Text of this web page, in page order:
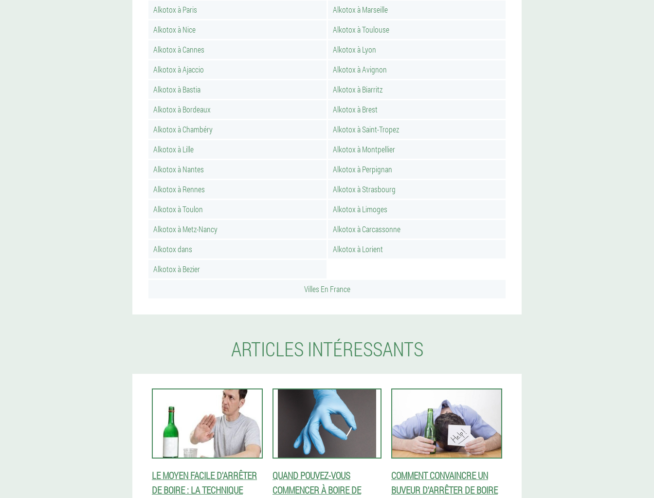
Alkotox à Paris
Alkotox à Marseille
Alkotox à Nice
Alkotox à Toulouse
Alkotox à Cannes
Alkotox à Lyon
Alkotox à Ajaccio
Alkotox à Avignon
Alkotox à Bastia
Alkotox à Biarritz
Alkotox à Bordeaux
Alkotox à Brest
Alkotox à Chambéry
Alkotox à Saint-Tropez
Alkotox à Lille
Alkotox à Montpellier
Alkotox à Nantes
Alkotox à Perpignan
Alkotox à Rennes
Alkotox à Strasbourg
Alkotox à Toulon
Alkotox à Limoges
Alkotox à Metz-Nancy
Alkotox à Carcassonne
Alkotox dans
Alkotox à Lorient
Alkotox à Bezier
Villes En France
ARTICLES INTÉRESSANTS
LE MOYEN FACILE D'ARRÊTER
DE BOIRE : LA TECHNIQUE
QUAND POUVEZ-VOUS
COMMENCER À BOIRE DE
COMMENT CONVAINCRE UN
BUVEUR D'ARRÊTER DE BOIRE